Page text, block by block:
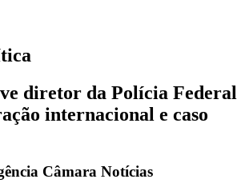
diretor da Polícia Federal
internacional e caso
Câmara Notícias